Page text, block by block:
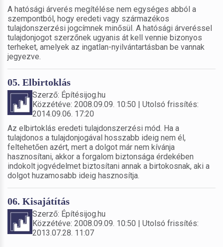
A hatósági árverés megítélése nem egységes abból a
szempontból, hogy eredeti vagy származékos
tulajdonszerzési jogcímnek minősül. A hatósági árveréssel
tulajdonjogot szerzőnek ugyanis át kell vennie bizonyos
terheket, amelyek az ingatlan-nyilvántartásban be vannak
jegyezve.
05. Elbirtoklás
Szerző: Építésijog.hu
Közzétéve: 2008.09.09. 10:50 | Utolsó frissítés:
2014.09.06. 17:20
Az elbirtoklás eredeti tulajdonszerzési mód. Ha a
tulajdonos a tulajdonjogával hosszabb ideig nem él,
feltehetően azért, mert a dolgot már nem kívánja
hasznosítani, akkor a forgalom biztonsága érdekében
indokolt jogvédelmet biztosítani annak a birtokosnak, aki a
dolgot huzamosabb ideig hasznosítja.
06. Kisajátítás
Szerző: Építésijog.hu
Közzétéve: 2008.09.09. 10:50 | Utolsó frissítés:
2013.07.28. 11:07